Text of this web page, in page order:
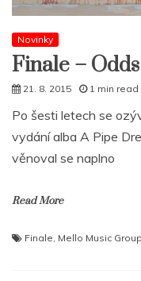
Novinky
Finale –
21. 8. 2015 1 min read
Po šesti letech se
vydání alba A Pipe
věnoval se naplno
Read More
Finale Mello Music Group